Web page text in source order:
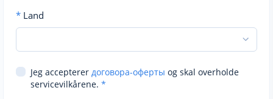
* Land
Jeg accepterer договора-оферты og skal overholde
servicevilkårene. *